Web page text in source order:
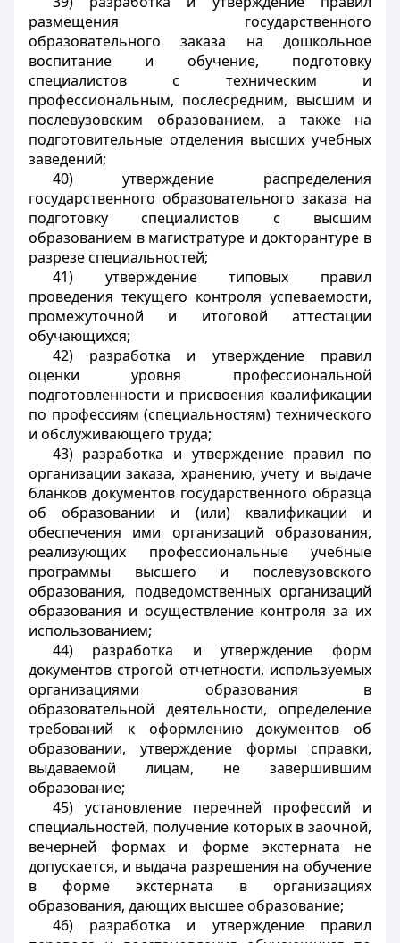
размещения государственного
образовательного заказа на дошкольное
воспитание и обучение, подготовку
специалистов с техническим и
профессиональным, послесредним, высшим и
послевузовским образованием, а также на
подготовительные отделения высших учебных
заведений;
40) утверждение распределения
государственного образовательного заказа на
подготовку специалистов с высшим
образованием в магистратуре и докторантуре в
разрезе специальностей;
41) утверждение типовых правил
проведения текущего контроля успеваемости,
промежуточной и итоговой аттестации
обучающихся;
42) разработка и утверждение правил
оценки уровня профессиональной
подготовленности и присвоения квалификации
по профессиям (специальностям) технического
и обслуживающего труда;
43) разработка и утверждение правил по
организации заказа, хранению, учету и выдаче
бланков документов государственного образца
об образовании и (или) квалификации и
обеспечения ими организаций образования,
реализующих профессиональные учебные
программы высшего и послевузовского
образования, подведомственных организаций
образования и осуществление контроля за их
использованием;
44) разработка и утверждение форм
документов строгой отчетности, используемых
организациями образования в
образовательной деятельности, определение
требований к оформлению документов об
образовании, утверждение формы справки,
выдаваемой лицам, не завершившим
образование;
45) установление перечней профессий и
специальностей, получение которых в заочной,
вечерней формах и форме экстерната не
допускается, и выдача разрешения на обучение
в форме экстерната в организациях
образования, дающих высшее образование;
46) разработка и утверждение правил